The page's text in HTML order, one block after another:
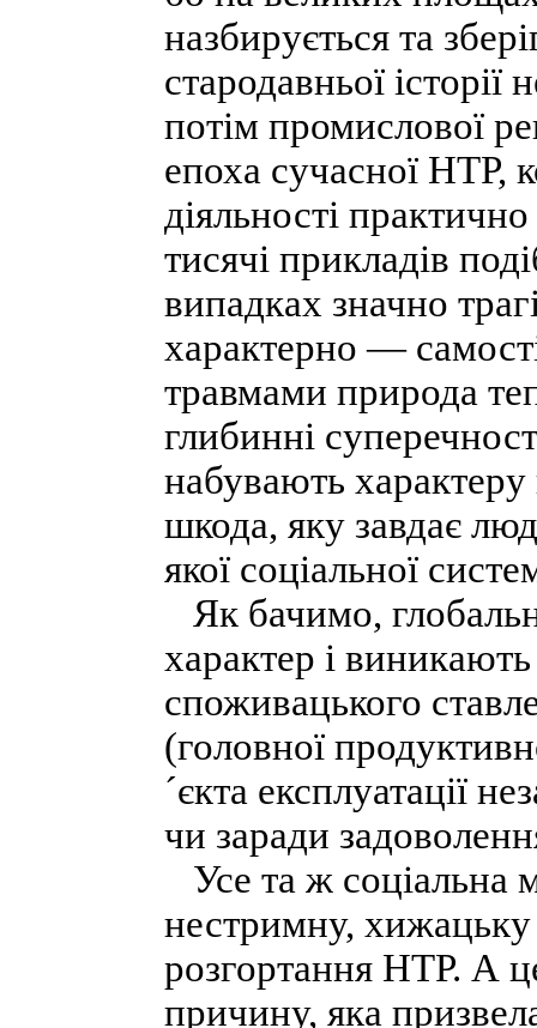
назбирується та
стародавньої
потім промислової
епоха сучасної НТР,
діяльності
тисячі прикладів
випадках значно
характерно —
травмами природа
глибинні
набувають
шкода, яку завдає
якої соціальної
Як бачимо,
характер і
споживацького
(головної
´єкта експлуатації
чи заради
Усе та ж
нестримну,
розгортання НТР. А
причину, яка